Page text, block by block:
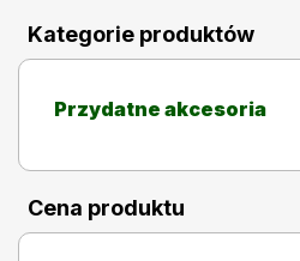
Kategorie produktów
Przydatne akcesoria
Cena produktu